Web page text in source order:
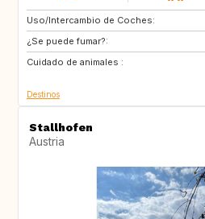
Uso/Intercambio de Coches:
¿Se puede fumar?:
Cuidado de animales :
GR
PL
PT
Destinos
Stallhofen
Austria